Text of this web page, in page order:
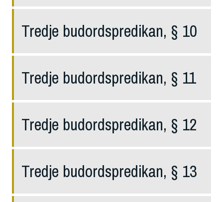
Tredje budordspredikan, § 10
Tredje budordspredikan, § 11
Tredje budordspredikan, § 12
Tredje budordspredikan, § 13